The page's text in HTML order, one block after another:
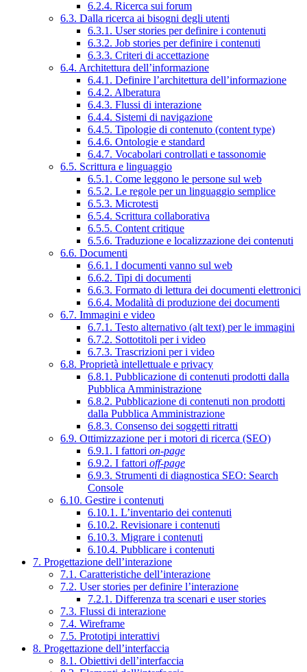
6.2.4. Ricerca sui forum
6.3. Dalla ricerca ai bisogni degli utenti
6.3.1. User stories per definire i contenuti
6.3.2. Job stories per definire i contenuti
6.3.3. Criteri di accettazione
6.4. Architettura dell’informazione
6.4.1. Definire l’architettura dell’informazione
6.4.2. Alberatura
6.4.3. Flussi di interazione
6.4.4. Sistemi di navigazione
6.4.5. Tipologie di contenuto (content type)
6.4.6. Ontologie e standard
6.4.7. Vocabolari controllati e tassonomie
6.5. Scrittura e linguaggio
6.5.1. Come leggono le persone sul web
6.5.2. Le regole per un linguaggio semplice
6.5.3. Microtesti
6.5.4. Scrittura collaborativa
6.5.5. Content critique
6.5.6. Traduzione e localizzazione dei contenuti
6.6. Documenti
6.6.1. I documenti vanno sul web
6.6.2. Tipi di documenti
6.6.3. Formato di lettura dei documenti elettronici
6.6.4. Modalità di produzione dei documenti
6.7. Immagini e video
6.7.1. Testo alternativo (alt text) per le immagini
6.7.2. Sottotitoli per i video
6.7.3. Trascrizioni per i video
6.8. Proprietà intellettuale e privacy
6.8.1. Pubblicazione di contenuti prodotti dalla
Pubblica Amministrazione
6.8.2. Pubblicazione di contenuti non prodotti
dalla Pubblica Amministrazione
6.8.3. Consenso dei soggetti ritratti
6.9. Ottimizzazione per i motori di ricerca (SEO)
6.9.1. I fattori on-page
6.9.2. I fattori off-page
6.9.3. Strumenti di diagnostica SEO: Search
Console
6.10. Gestire i contenuti
6.10.1. L’inventario dei contenuti
6.10.2. Revisionare i contenuti
6.10.3. Migrare i contenuti
6.10.4. Pubblicare i contenuti
7. Progettazione dell’interazione
7.1. Caratteristiche dell’interazione
7.2. User stories per definire l’interazione
7.2.1. Differenza tra scenari e user stories
7.3. Flussi di interazione
7.4. Wireframe
7.5. Prototipi interattivi
8. Progettazione dell’interfaccia
8.1. Obiettivi dell’interfaccia